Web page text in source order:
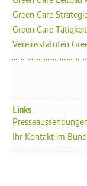
Green Care
Green Care-
Vereinsstatuten
Links
Ihr Kontakt im